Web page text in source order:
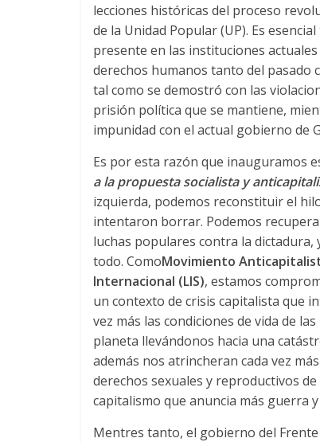
lecciones históricas del proceso
de la Unidad Popular(UP). Es
presente en las instituciones
derechos humanos tanto del pasado
tal como se demostró con las
prisión política que se mantiene,
impunidad con el actual gobierno de
Es por esta razón que inauguramos
a la propuesta socialista y
izquierda, podemos reconstituir el
intentaron borrar. Podemos
luchas populares contra la dictadura,
todo. ComoMovimiento
Internacional (LIS), estamos
un contexto de crisis capitalista que
vez más las condiciones de vida de
planeta llevándonos hacia una
además nos atrincheran cada vez
derechos sexuales y reproductivos
capitalismo que anuncia más guerra
Mentres tanto, el gobierno del